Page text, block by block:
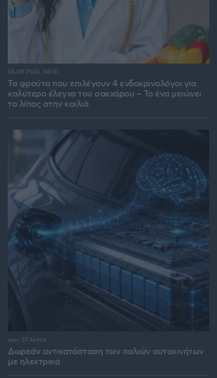
Τα φρούτα που επιλέγουν 4 ενδοκρινολόγοι για
καλύτερο έλεγχο του σακχάρου – Το ένα μειώνει
το λίπος στην κοιλιά
06.08.2026, 08:01
Δωρεάν αντικατάσταση των παλιών αυτοκινήτων
με ηλεκτρικά
πριν 27 λεπτά